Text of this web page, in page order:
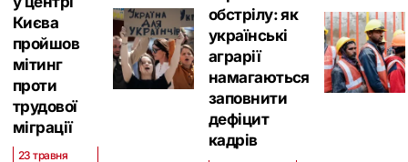
Києва
пройшов
мітинг
проти
трудової
міграції
23 травня
обстрілу: як
українські
аграрії
намагаються
заповнити
дефіцит
кадрів